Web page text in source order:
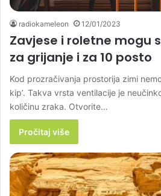
radiokameleon 12/01/2023
Zavjese i roletne mogu
za grijanje i za 10 posto
Kod prozračivanja prostorija zimi
kip’. Takva vrsta ventilacije je
količinu zraka. Otvorite…
Pročitaj više